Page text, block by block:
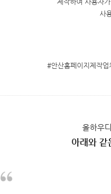
사
#안산홈페이지제작
올하우
아래와 같